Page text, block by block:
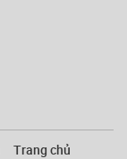
Trang chủ